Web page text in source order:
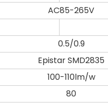
AC85-265V
0.5/0.9
Epistar SMD2835
100-110lm/w
80